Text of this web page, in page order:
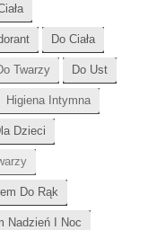
Do Ciała
Twarzy Do Ust
Higiena Intymna
Dzieci
Do Rąk
Nadzień I Noc